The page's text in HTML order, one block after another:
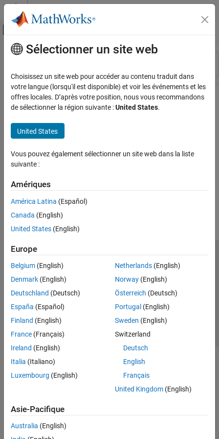
Passer au contenu
Activer/désactiver l'affichage du menu
Ressource
Contenu principal
Sélectionner un site web
Choisissez un site web pour accéder au contenu traduit dans
votre langue (lorsqu'il est disponible) et voir les événements et les
offres locales. D’après votre position, nous vous recommandons
de sélectionner la région suivante :United States.
United States
Vous pouvez également sélectionner un site web dans la liste
suivante :
Amériques
América Latina (Español)
Canada (English)
United States (English)
Europe
Belgium (English)
Denmark (English)
Deutschland (Deutsch)
España (Español)
Finland (English)
France (Français)
Ireland (English)
Italia (Italiano)
Luxembourg (English)
Netherlands(English)
Norway(English)
Österreich (Deutsch)
Portugal (English)
Sweden (English)
Switzerland
Deutsch
English
Français
United Kingdom(English)
Asie-Pacifique
Australia (English)
Lutte anti-piratage
Contacts locaux
© 1994-2026 The MathWorks, Inc.